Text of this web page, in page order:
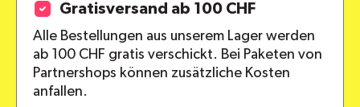
Gratisversand ab 100 CHF
Alle Bestellungen aus unserem Lager werden
ab 100 CHF gratis verschickt. Bei Paketen von
Partnershops können zusätzliche Kosten
anfallen.